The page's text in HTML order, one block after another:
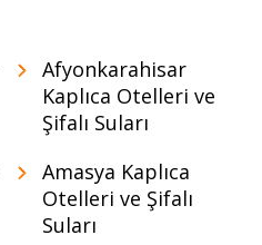
Afyonkarahisar
Kaplıca Otelleri ve
Şifalı Suları
Amasya Kaplıca
Otelleri ve Şifalı
Suları